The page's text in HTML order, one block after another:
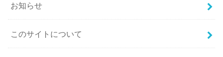
お知らせ
このサイトについて